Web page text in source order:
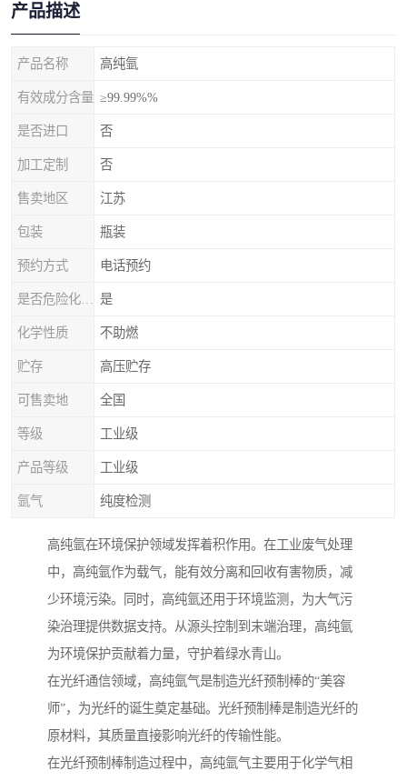
产品描述
产品名称 高纯氩
有效成分含量 ≥99.99%%
是否进口 否
加工定制 否
售卖地区 江苏
包装 瓶装
预约方式 电话预约
是
化学性质 不助燃
贮存 高压贮存
可售卖地 全国
等级 工业级
产品等级 工业级
氩气 纯度检测
高纯氩在环境保护领域发挥着积作用。在工业废气处理
中，高纯氩作为载气，能有效分离和回收有害物质，减
少环境污染。同时，高纯氩还用于环境监测，为大气污
染治理提供数据支持。从源头控制到末端治理，高纯氩
为环境保护贡献着力量，守护着绿水青山。
在光纤通信领域，高纯氩气是制造光纤预制棒的“美容
师”，为光纤的诞生奠定基础。光纤预制棒是制造光纤的
原材料，其质量直接影响光纤的传输性能。
在光纤预制棒制造过程中，高纯氩气主要用于化学气相